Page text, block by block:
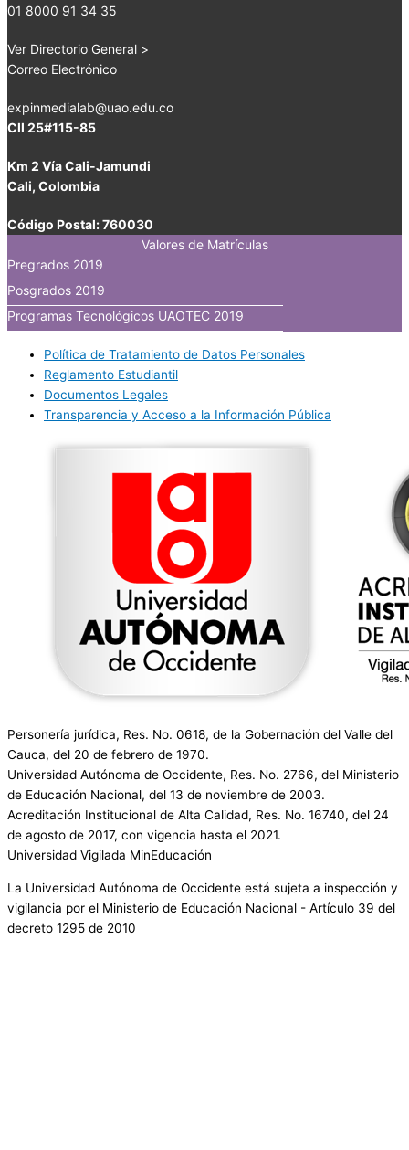
01 8000 91 34 35
Ver Directorio General >
Correo Electrónico
expinmedialab@uao.edu.co
Cll 25#115-85
Km 2 Vía Cali-Jamundi
Cali, Colombia
Código Postal: 760030
Valores de Matrículas
Pregrados 2019
Posgrados 2019
Programas Tecnológicos UAOTEC 2019
Política de Tratamiento de Datos Personales
Reglamento Estudiantil
Documentos Legales
Transparencia y Acceso a la Información Pública
Personería jurídica, Res. No. 0618, de la Gobernación del Valle del
Cauca, del 20 de febrero de 1970.
Universidad Autónoma de Occidente, Res. No. 2766, del Ministerio
de Educación Nacional, del 13 de noviembre de 2003.
Acreditación Institucional de Alta Calidad, Res. No. 16740, del 24
de agosto de 2017, con vigencia hasta el 2021.
Universidad Vigilada MinEducación
La Universidad Autónoma de Occidente está sujeta a inspección y
vigilancia por el Ministerio de Educación Nacional - Artículo 39 del
decreto 1295 de 2010